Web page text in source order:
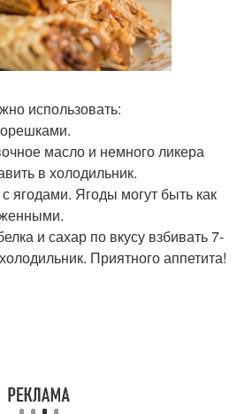
использовать:
масло и немного ликера
в холодильник.
ягодами. Ягоды могут быть как
и сахар по вкусу взбивать 7-
Приятного аппетита!